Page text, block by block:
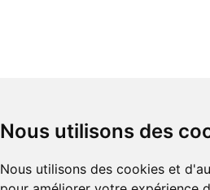
Nous utilisons des
Nous utilisons des cookies et d'autres technologies de suivi